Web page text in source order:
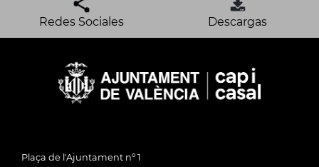
Redes Sociales Descargas
Plaça de l'Ajuntament nº 1